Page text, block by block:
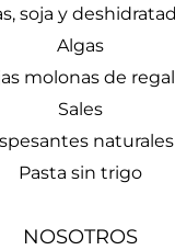
soja y
Algas
molonas de
Sales
naturales
Pasta sin trigo
NOSOTROS